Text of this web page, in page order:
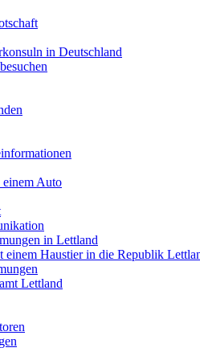
in Deutschland
einem Auto
in Lettland
einem Haustier in die Republik
Lettland